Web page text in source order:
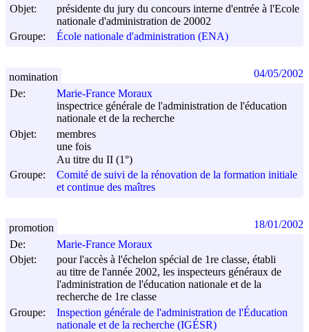
Objet:
présidente du jury du concours interne d'entrée à l'Ecole
nationale d'administration de 20002
Groupe:
École nationale d'administration (ENA)
De:
Marie-France Moraux
inspectrice générale de l'administration de l'éducation
nationale et de la recherche
Objet:
membres
une fois
Au titre du II (1°)
Groupe:
Comité de suivi de la rénovation de la formation initiale
et continue des maîtres
nomination 04/05/2002
De:
Marie-France Moraux
Objet:
pour l'accès à l'échelon spécial de 1re classe, établi
au titre de l'année 2002, les inspecteurs généraux de
l'administration de l'éducation nationale et de la
recherche de 1re classe
Groupe:
Inspection générale de l'administration de l'Éducation
nationale et de la recherche (IGÉSR)
promotion 18/01/2002